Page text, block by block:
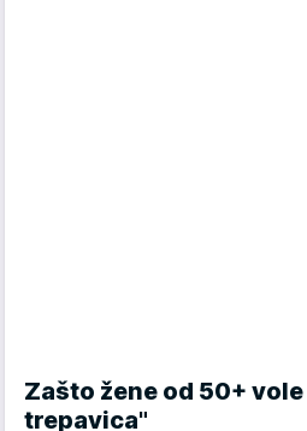
Zašto žene od 50+
trepavica"